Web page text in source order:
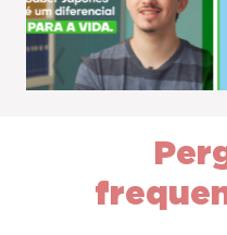
Previous